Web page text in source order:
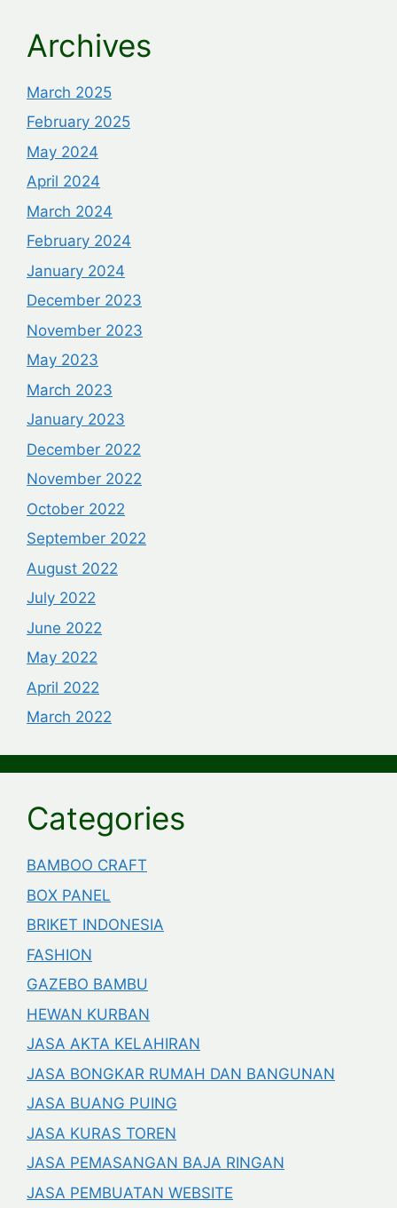
Archives
March 2025
February 2025
May 2024
April 2024
March 2024
February 2024
January 2024
December 2023
November 2023
May 2023
March 2023
January 2023
December 2022
November 2022
October 2022
September 2022
August 2022
July 2022
June 2022
May 2022
April 2022
March 2022
Categories
BAMBOO CRAFT
BOX PANEL
BRIKET INDONESIA
FASHION
GAZEBO BAMBU
HEWAN KURBAN
JASA AKTA KELAHIRAN
JASA BONGKAR RUMAH DAN BANGUNAN
JASA BUANG PUING
JASA KURAS TOREN
JASA PEMASANGAN BAJA RINGAN
JASA PEMBUATAN WEBSITE